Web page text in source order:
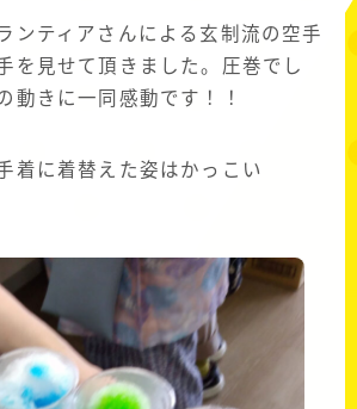
ンティアさんによる玄制流の空手
を見せて頂きました。圧巻でし
動きに一同感動です！！
着に着替えた姿はかっこい